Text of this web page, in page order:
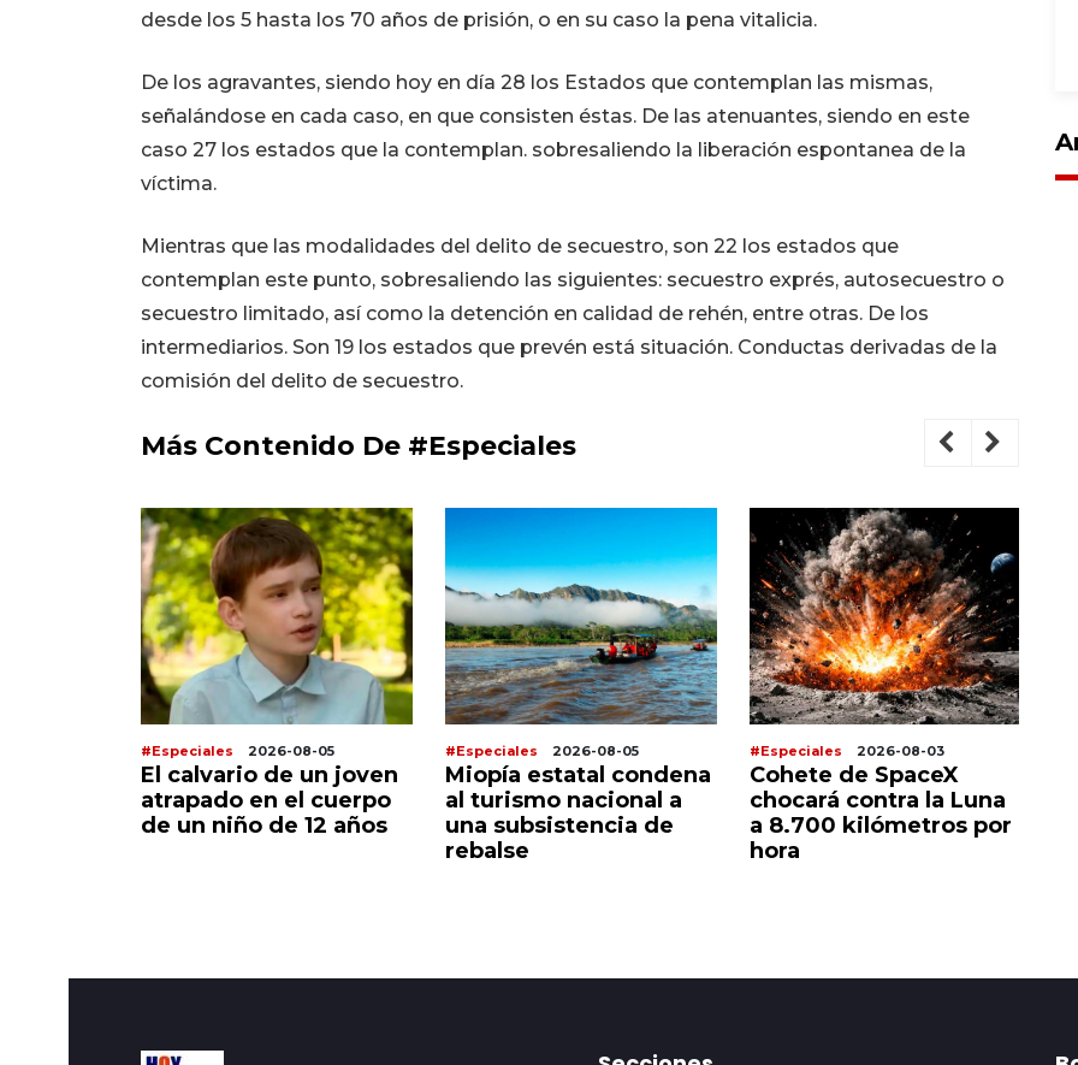
desde los 5 hasta los 70 años de prisión, o en su caso la pena vitalicia.
De los agravantes, siendo hoy en día 28 los Estados que contemplan las mismas,
señalándose en cada caso, en que consisten éstas. De las atenuantes, siendo en este
caso 27 los estados que la contemplan. sobresaliendo la liberación espontanea de la
víctima.
Mientras que las modalidades del delito de secuestro, son 22 los estados que
contemplan este punto, sobresaliendo las siguientes: secuestro exprés, autosecuestro o
secuestro limitado, así como la detención en calidad de rehén, entre otras. De los
intermediarios. Son 19 los estados que prevén está situación. Conductas derivadas de la
comisión del delito de secuestro.
Más Contenido De #Especiales
#Especiales 2026-08-05
El calvario de un joven
atrapado en el cuerpo
de un niño de 12 años
#Especiales 2026-08-05
Miopía estatal condena
al turismo nacional a
una subsistencia de
rebalse
#Especiales 2026-08-03
Cohete de SpaceX
chocará contra la Luna
a 8.700 kilómetros por
hora